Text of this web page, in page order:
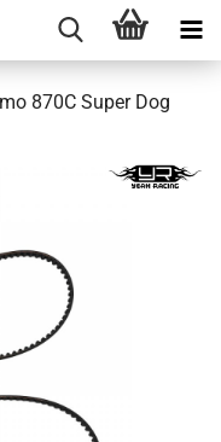
870C Super Dog